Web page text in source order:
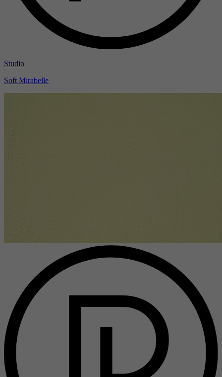
Studio
Soft Mirabelle